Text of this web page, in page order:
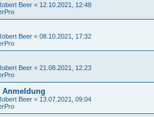
Beer « 12.10.2021, 12:48
Beer « 08.10.2021, 17:32
Beer « 21.08.2021, 12:23
Beer « 13.07.2021, 09:04